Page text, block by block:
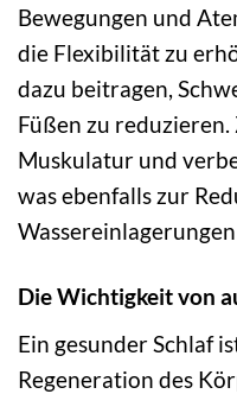
Bewegungen und
die Flexibilität zu
dazu beitragen,
Füßen zu
Muskulatur und
was ebenfalls zur
Die Wichtigkeit von
Ein gesunder Schlaf
Regeneration des